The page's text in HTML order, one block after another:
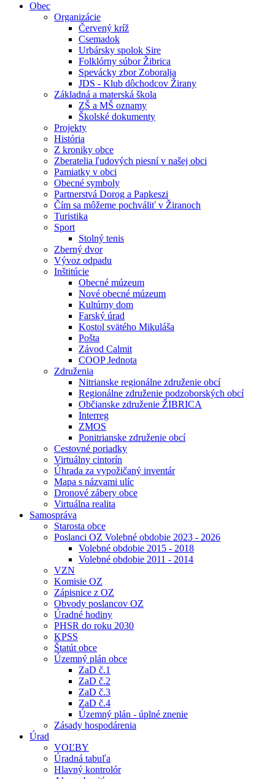
Obec
Organizácie
Červený kríž
Csemadok
Urbársky spolok Sire
Folklórny súbor Žibrica
Spevácky zbor Zoboralja
JDS - Klub dôchodcov Žirany
Základná a materská škola
ZŠ a MŠ oznamy
Školské dokumenty
Projekty
História
Z kroniky obce
Zberatelia ľudových piesní v našej obci
Pamiatky v obci
Obecné symboly
Partnerstvá Dorog a Papkeszi
Čím sa môžeme pochváliť v Žiranoch
Turistika
Sport
Stolný tenis
Zberný dvor
Vývoz odpadu
Inštitúcie
Obecné múzeum
Nové obecné múzeum
Kultúrny dom
Farský úrad
Kostol svätého Mikuláša
Pošta
Závod Calmit
COOP Jednota
Združenia
Nitrianske regionálne združenie obcí
Regionálne združenie podzoborských obcí
Občianske združenie ŽIBRICA
Interreg
ZMOS
Ponitrianske združenie obcí
Cestovné poriadky
Virtuálny cintorín
Úhrada za vypožičaný inventár
Mapa s názvami ulíc
Dronové zábery obce
Virtuálna realita
Samospráva
Starosta obce
Poslanci OZ Volebné obdobie 2023 - 2026
Volebné obdobie 2015 - 2018
Volebné obdobie 2011 - 2014
VZN
Komisie OZ
Zápisnice z OZ
Obvody poslancov OZ
Úradné hodiny
PHSR do roku 2030
KPSS
Štatút obce
Územný plán obce
ZaD č.1
ZaD č.2
ZaD č.3
ZaD č.4
Územný plán - úplné znenie
Zásady hospodárenia
Úrad
VOĽBY
Úradná tabuľa
Hlavný kontrolór